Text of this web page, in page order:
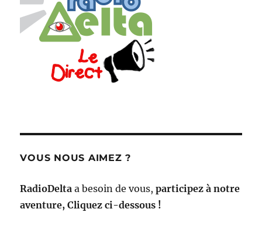
VOUS NOUS AIMEZ ?
RadioDelta a besoin de vous,participez à notre
aventure, Cliquez ci-dessous !